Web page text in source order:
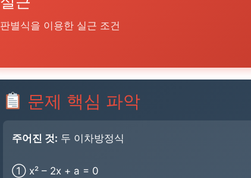
판별식을 이용한 실근 조건
문제 핵심 파악
주어진 것: 두 이차방정식
① x² – 2x + a = 0